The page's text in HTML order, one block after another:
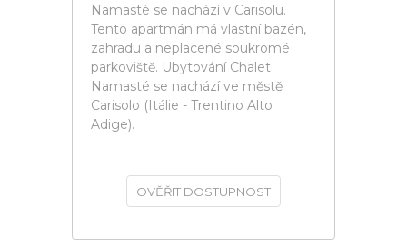
Namasté se nachází v Carisolu.
Tento apartmán má vlastní bazén,
zahradu a neplacené soukromé
parkoviště. Ubytování Chalet
Namasté se nachází ve městě
Carisolo (Itálie - Trentino Alto
Adige).
OVĚŘIT DOSTUPNOST